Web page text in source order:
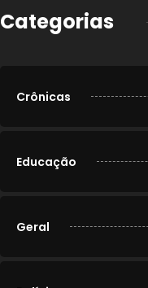
Categorias
Crônicas
Educação
Geral